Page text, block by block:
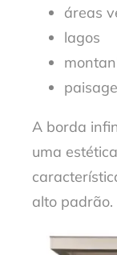
áreas
lagos
A borda
uma
alto padrão.